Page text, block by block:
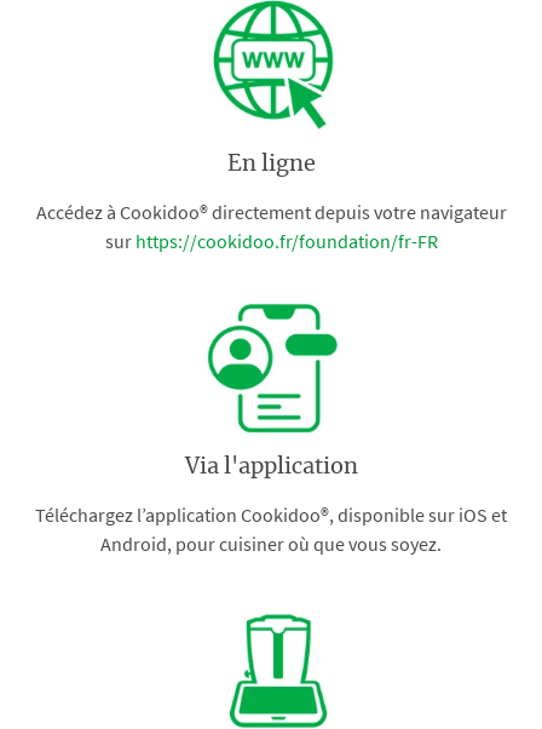
En ligne
Accédez à Cookidoo® directement depuis votre navigateur
sur https://cookidoo.fr/foundation/fr-FR
Via l'application
Téléchargez l’application Cookidoo®, disponible sur iOS et
Android, pour cuisiner où que vous soyez.